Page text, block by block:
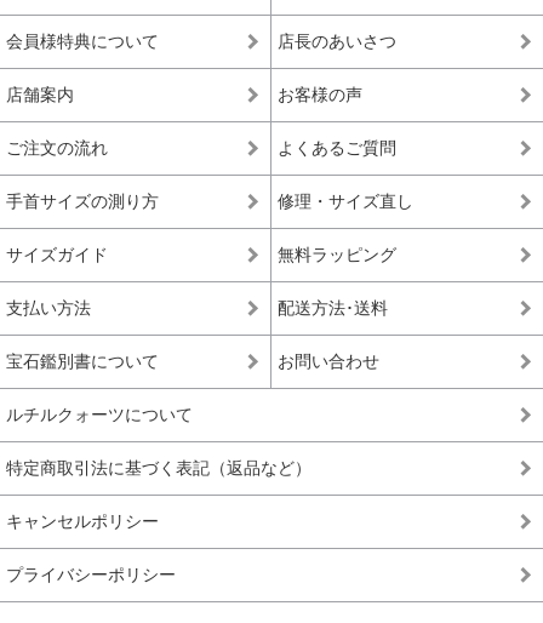
会員様特典について 店長のあいさつ
店舗案内 お客様の声
ご注文の流れ よくあるご質問
手首サイズの測り方 修理・サイズ直し
サイズガイド 無料ラッピング
支払い方法 配送方法･送料
宝石鑑別書について お問い合わせ
ルチルクォーツについて
特定商取引法に基づく表記（返品など）
キャンセルポリシー
プライバシーポリシー